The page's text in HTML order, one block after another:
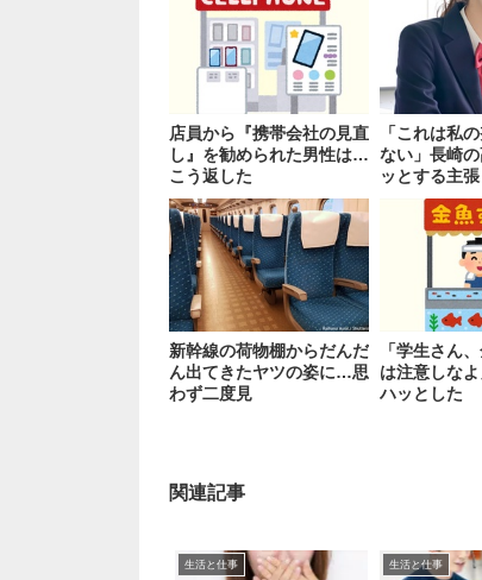
店員から『携帯会社の見直
し』を勧められた男性は…
こう返した
「これは私
ない」長崎
ッとする主張
新幹線の荷物棚からだんだ
ん出てきたヤツの姿に…思
わず二度見
「学生さん
は注意しな
ハッとした
関連記事
生活と仕事 生活と仕事